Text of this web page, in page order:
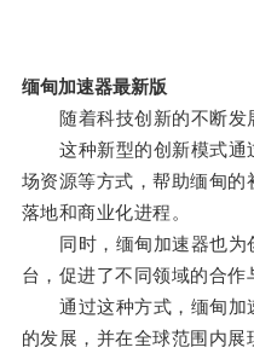
缅甸加速器最新版
随着科技创新的不断发
这种新型的创新模式通
场资源等方式，帮助缅甸
落地和商业化进程。
同时，缅甸加速器也为
台，促进了不同领域的合作
通过这种方式，缅甸加
的发展，并在全球范围内展